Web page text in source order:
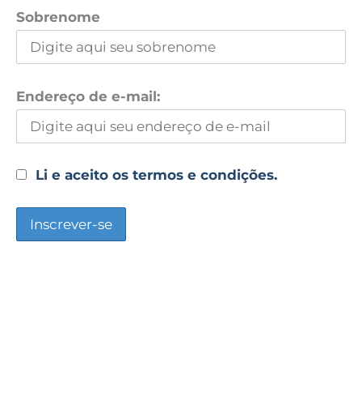
Sobrenome
Endereço de e-mail:
Li e aceito os termos e condições.